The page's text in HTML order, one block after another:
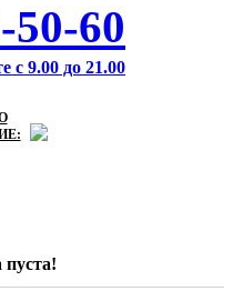
50-60
с 9.00 до 21.00